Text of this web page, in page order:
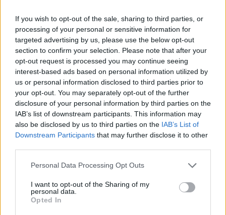
If you wish to opt-out of the sale, sharing to third parties, or
processing of your personal or sensitive information for
targeted advertising by us, please use the below opt-out
section to confirm your selection. Please note that after your
opt-out request is processed you may continue seeing
interest-based ads based on personal information utilized by
us or personal information disclosed to third parties prior to
your opt-out. You may separately opt-out of the further
disclosure of your personal information by third parties on the
IAB’s list of downstream participants. This information may
also be disclosed by us to third parties on the IAB’s List of
Downstream Participants that may further disclose it to other
Personal Data Processing Opt Outs
I want to opt-out of the Sharing of my
personal data.
Opted In
Napoli Magazine